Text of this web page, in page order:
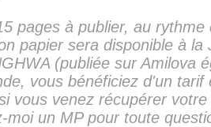
pages à publier, au
papier sera disponible à la
(publiée sur Amilova
vous bénéficiez d'un
vous venez récupérer
moi un MP pour toute